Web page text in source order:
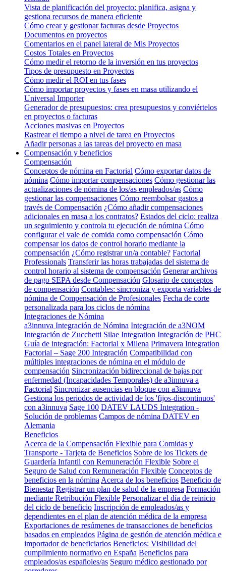
Vista de planificación del proyecto: planifica, asigna y
gestiona recursos de manera eficiente
Cómo crear y gestionar facturas desde Proyectos
Documentos en proyectos
Comentarios en el panel lateral de Mis Proyectos
Costos Totales en Proyectos
Cómo medir el retorno de la inversión en tus proyectos
Tipos de presupuesto en Proyectos
Cómo medir el ROI en tus fases
Cómo importar proyectos y fases en masa utilizando el
Universal Importer
Generador de presupuestos: crea presupuestos y conviértelos
en proyectos o facturas
Acciones masivas en Proyectos
Rastrear el tiempo a nivel de tarea en Proyectos
Añadir personas a las tareas del proyecto en masa
Compensación y beneficios
Compensación
Conceptos de nómina en Factorial Cómo exportar datos de
nómina Cómo importar compensaciones Cómo gestionar las
actualizaciones de nómina de los/as empleados/as Cómo
gestionar las compensaciones Cómo reembolsar gastos a
través de Compensación ¿Cómo añadir compensaciones
adicionales en masa a los contratos? Estados del ciclo: realiza
un seguimiento y controla tu ejecución de nómina Cómo
configurar el vale de comida como compensación Cómo
compensar los datos de control horario mediante la
compensación ¿Cómo registrar un/a contable? Factorial
Professionals Transferir las horas trabajadas del sistema de
control horario al sistema de compensación Generar archivos
de pago SEPA desde Compensación Glosario de conceptos
de compensación Contables: sincroniza y exporta variables de
nómina de Compensación de Profesionales Fecha de corte
personalizada para los ciclos de nómina
Integraciones de Nómina
a3innuva Integración de Nómina Integración de a3NOM
Integración de Zucchetti Silae Integration Integración de PHC
Guía de integración: Factorial x Milena Primavera Integration
Factorial – Sage 200 Integración Compatibilidad con
múltiples integraciones de nómina en el módulo de
compensación Sincronización bidireccional de bajas por
enfermedad (Incapacidades Temporales) de a3innuva a
Factorial Sincronizar ausencias en bloque con a3innuva
Gestiona los periodos de actividad de los 'fijos-discontinuos'
con a3innuva Sage 100 DATEV LAUDS Integration -
Solución de problemas Campos de nómina DATEV en
Alemania
Beneficios
Acerca de la Compensación Flexible para Comidas y
Transporte - Tarjeta de Beneficios Sobre de los Tickets de
Guardería Infantil con Remuneración Flexible Sobre el
Seguro de Salud con Remuneración Flexible Conceptos de
beneficios en la nómina Acerca de los beneficios Beneficio de
Bienestar Registrar un plan de salud de la empresa Formación
mediante Retribución Flexible Personalizar el día de reinicio
del ciclo de beneficio Inscripción de empleados/as y
dependientes en el plan de atención médica de la empresa
Exportaciones de resúmenes de transacciones de beneficios
basados en empleados Página de gestión de atención médica e
importador de beneficiarios Beneficios: Visibilidad del
cumplimiento normativo en España Beneficios para
empleados/as españoles/as Seguro médico gestionado por